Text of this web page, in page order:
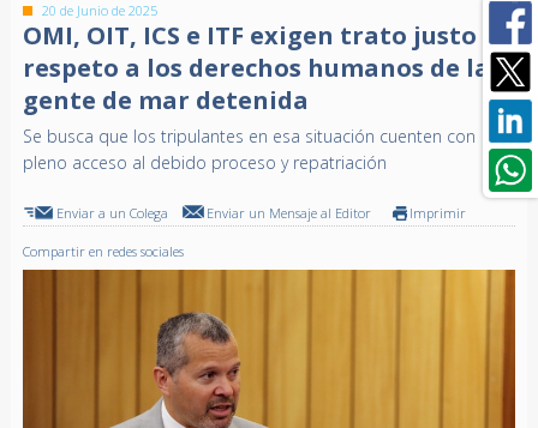
20 de Junio de 2025
OMI, OIT, ICS e ITF exigen trato justo y
respeto a los derechos humanos de la
gente de mar detenida
Se busca que los tripulantes en esa situación cuenten con
pleno acceso al debido proceso y repatriación
Enviar a un Colega Enviar un Mensaje al Editor Imprimir
Compartir en redes sociales